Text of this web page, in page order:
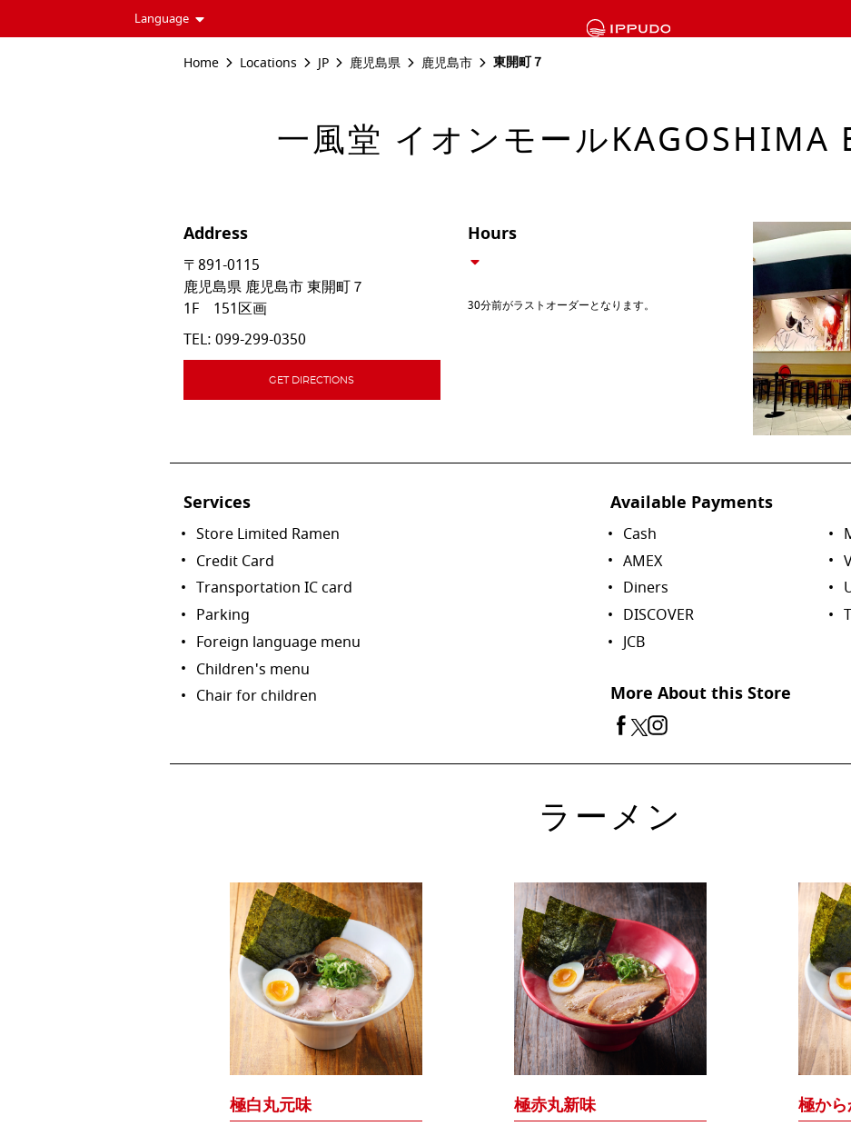
Language
Home Locations JP 鹿児島県 鹿児島市 東開町７
一風堂 イオンモールKAGOSHIMA
Address
〒891-0115
鹿児島県鹿児島市東開町７
1F 151区画
TEL: 099-299-0350
GET DIRECTIONS
Hours
30分前がラストオーダーとなります。
Services
Store Limited Ramen
Credit Card
Transportation IC card
Parking
Foreign language menu
Children's menu
Chair for children
Available Payments
Cash
AMEX
Diners
DISCOVER
JCB
More About this Store
ラーメン
極白丸元味 極赤丸新味 極か